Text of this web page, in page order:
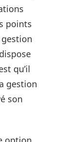
points
qu’il
gestion
son